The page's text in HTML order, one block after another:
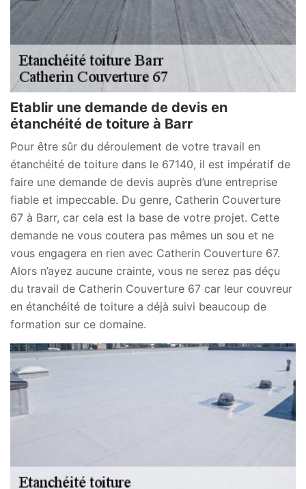
Etablir une demande de devis en
étanchéité de toiture à Barr
Pour être sûr du déroulement de votre travail en
étanchéité de toiture dans le 67140, il est impératif de
faire une demande de devis auprès d’une entreprise
fiable et impeccable. Du genre, Catherin Couverture
67 à Barr, car cela est la base de votre projet. Cette
demande ne vous coutera pas mêmes un sou et ne
vous engagera en rien avec Catherin Couverture 67.
Alors n’ayez aucune crainte, vous ne serez pas déçu
du travail de Catherin Couverture 67 car leur couvreur
en étanchéité de toiture a déjà suivi beaucoup de
formation sur ce domaine.